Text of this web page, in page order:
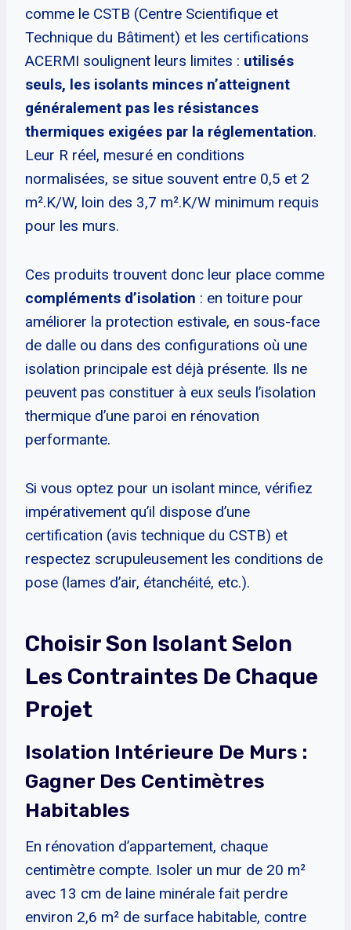
comme le CSTB (Centre Scientifique et
Technique du Bâtiment) et les certifications
ACERMI soulignent leurs limites : utilisés
seuls, les isolants minces n’atteignent
généralement pas les résistances
thermiques exigées par la réglementation.
Leur R réel, mesuré en conditions
normalisées, se situe souvent entre 0,5 et 2
m².K/W, loin des 3,7 m².K/W minimum requis
pour les murs.
Ces produits trouvent donc leur place comme
compléments d’isolation : en toiture pour
améliorer la protection estivale, en sous-face
de dalle ou dans des configurations où une
isolation principale est déjà présente. Ils ne
peuvent pas constituer à eux seuls l’isolation
thermique d’une paroi en rénovation
performante.
Si vous optez pour un isolant mince, vérifiez
impérativement qu’il dispose d’une
certification (avis technique du CSTB) et
respectez scrupuleusement les conditions de
pose (lames d’air, étanchéité, etc.).
Choisir Son Isolant Selon
Les Contraintes De Chaque
Projet
Isolation Intérieure De Murs :
Gagner Des Centimètres
Habitables
En rénovation d’appartement, chaque
centimètre compte. Isoler un mur de 20 m²
avec 13 cm de laine minérale fait perdre
environ 2,6 m² de surface habitable, contre